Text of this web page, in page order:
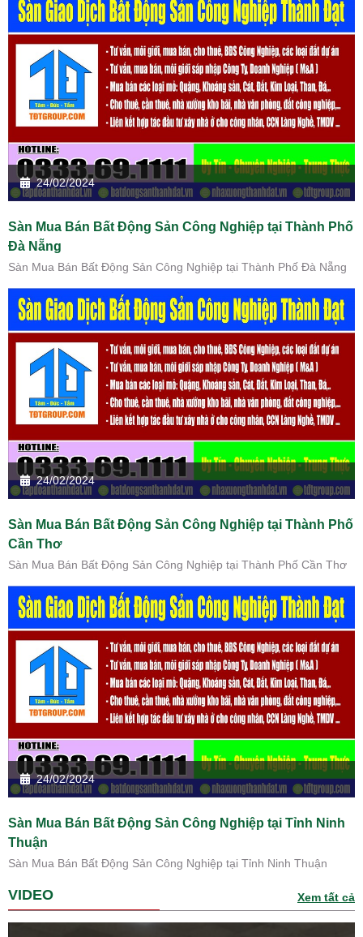
24/02/2024
Sàn Mua Bán Bất Động Sản Công Nghiệp tại Thành Phố
Đà Nẵng
Sàn Mua Bán Bất Động Sản Công Nghiệp tại Thành Phố Đà Nẵng
24/02/2024
Sàn Mua Bán Bất Động Sản Công Nghiệp tại Thành Phố
Cần Thơ
Sàn Mua Bán Bất Động Sản Công Nghiệp tại Thành Phố Cần Thơ
24/02/2024
Sàn Mua Bán Bất Động Sản Công Nghiệp tại Tỉnh Ninh
Thuận
Sàn Mua Bán Bất Động Sản Công Nghiệp tại Tỉnh Ninh Thuận
VIDEO Xem tất cả